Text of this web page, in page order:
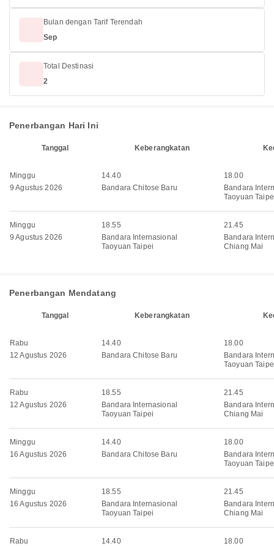
Bulan dengan Tarif Terendah
Sep
Total Destinasi
2
Penerbangan Hari Ini
Tanggal Keberangkatan
Minggu
9 Agustus 2026
14.40
Bandara Chitose Baru
18.00
Bandara
Taoyuan
Minggu
9 Agustus 2026
18.55
Bandara Internasional
Taoyuan Taipei
21.45
Bandara
Chiang Mai
Penerbangan Mendatang
Tanggal Keberangkatan
Rabu
12 Agustus 2026
14.40
Bandara Chitose Baru
18.00
Bandara
Taoyuan
Rabu
12 Agustus 2026
18.55
Bandara Internasional
Taoyuan Taipei
21.45
Bandara
Chiang Mai
Minggu
16 Agustus 2026
14.40
Bandara Chitose Baru
18.00
Bandara
Taoyuan
Minggu
16 Agustus 2026
18.55
Bandara Internasional
Taoyuan Taipei
21.45
Bandara
Chiang Mai
Rabu
14.40
18.00